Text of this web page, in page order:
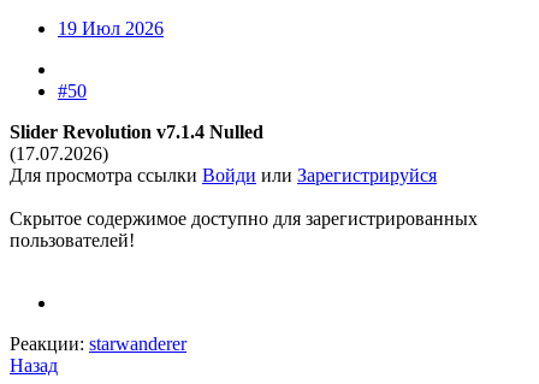
19 Июл 2026
#50
Slider Revolution v7.1.4 Nulled
(17.07.2026)
Для просмотра ссылки Войди или Зарегистрируйся
Скрытое содержимое доступно для зарегистрированных
пользователей!
Реакции: starwanderer
Назад